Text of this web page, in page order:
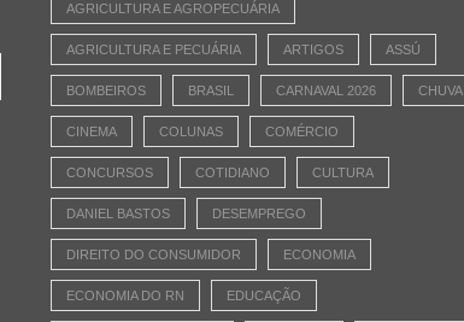
AGRICULTURA E AGROPECUÁRIA
AGRICULTURA E PECUÁRIA ARTIGOS ASSÚ
BOMBEIROS BRASIL CARNAVAL 2026 CHUVA
CINEMA COLUNAS COMÉRCIO
CONCURSOS COTIDIANO CULTURA
DANIEL BASTOS DESEMPREGO
DIREITO DO CONSUMIDOR ECONOMIA
ECONOMIA DO RN EDUCAÇÃO